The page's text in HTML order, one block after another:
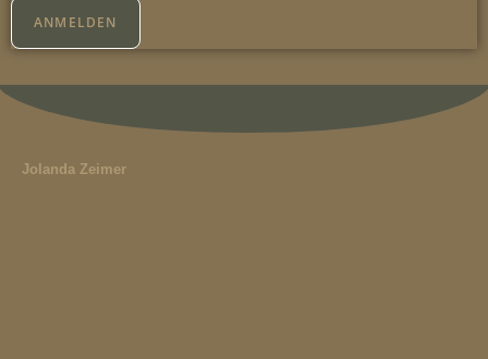
ANMELDEN
Jolanda Zeimer